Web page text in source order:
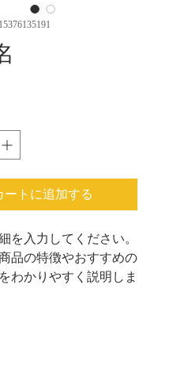
ートに追加する
を入力してください。
品の特徴やおすすめの
わかりやすく説明しま